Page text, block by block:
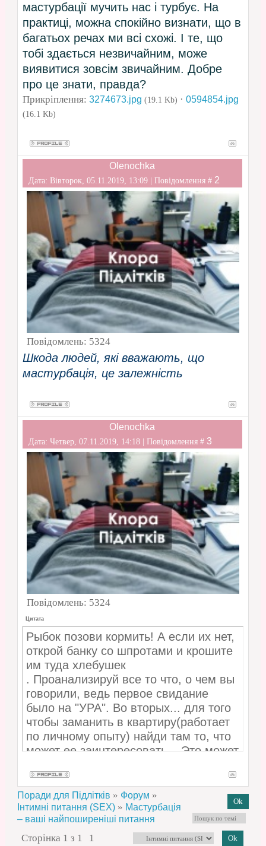
мастурбації мучить нас і турбує. На
практиці, можна спокійно визнати, що в
багатьох речах ми всі схожі. І те, що
тобі здається незвичайним, може
виявитися зовсім звичайним. Добре
про це знати, правда?
Прикріплення: 3274673.jpg (19.1 Kb) · 0594854.jpg
(16.1 Kb)
Olenochka
Дата: Вівторок, 05.11.2019, 13:09 | Повідомлення # 2
Повідомлень: 5324
Шкода людей, які вважають, що
мастурбація, це залежність
Olenochka
Дата: Четвер, 07.11.2019, 14:18 | Повідомлення # 3
Повідомлень: 5324
Цитата
Рыбок позови кормить! А если их нет,
открой банку со шпротами и крошите
им туда хлебушек
. Проанализируй все то что, о чем вы
говорили, ведь первое свидание
было на "УРА". Во вторых... для того
чтобы заманить в квартиру(работает
по личному опыту) найди там то, что
может ее заинтересовать... Это может
диски с ..., книги, какая то инфа в
инете... Без разницы... В моем случае
сработал предлог посмотреть на мою
кошку :)... Если уж завел - дай ей
немного времени освоится,
Поради для Підлітків » Форум »
Інтимні питання (SEX) » Мастурбація
– ваші найпоширеніші питання
Сторінка 1 з 1
1